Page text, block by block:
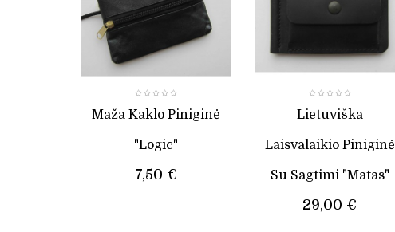
Maža Kaklo Piniginė
"Logic"
7,50 €
Lietuviška
Laisvalaikio Piniginė
Su Sagtimi "Matas"
29,00 €